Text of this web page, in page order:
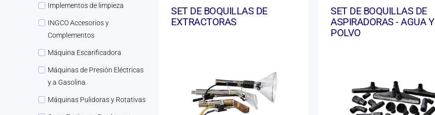
Implementos de limpieza
INGCO Accesorios y
Complementos
Máquina Escarificadora
Máquinas de Presión Eléctricas
y a Gasolina
Máquinas Pulidoras y Rotativas
SET DE BOQUILLAS DE
EXTRACTORAS
SET DE BOQUILLAS DE
ASPIRADORAS - AGUA Y
POLVO